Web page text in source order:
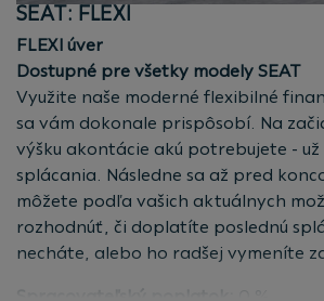
Reprezentatívny príklad
Volkswagen Taigo 1.0 TSI DSG v cene
Celková výška spotrebiteľského
doba trvania zmluvy: 36 mesiacov,
sadzba: 4,99 % p.a.,
uzavretí zmluvy: 0 EUR, ročný
posledná navýšená splátka 9 768,58
splátka: 248,56 EUR vrátane
a povinného zmluvného poistenia,
SEAT: FLEXI
FLEXI úver
Dostupné pre všetky modely SEAT
Využite naše moderné flexibilné
sa vám dokonale prispôsobí. Na
výšku akontácie akú potrebujete - už
splácania. Následne sa až pred
môžete podľa vašich aktuálnych
rozhodnúť, či doplatíte poslednú
necháte, alebo ho radšej vymeníte